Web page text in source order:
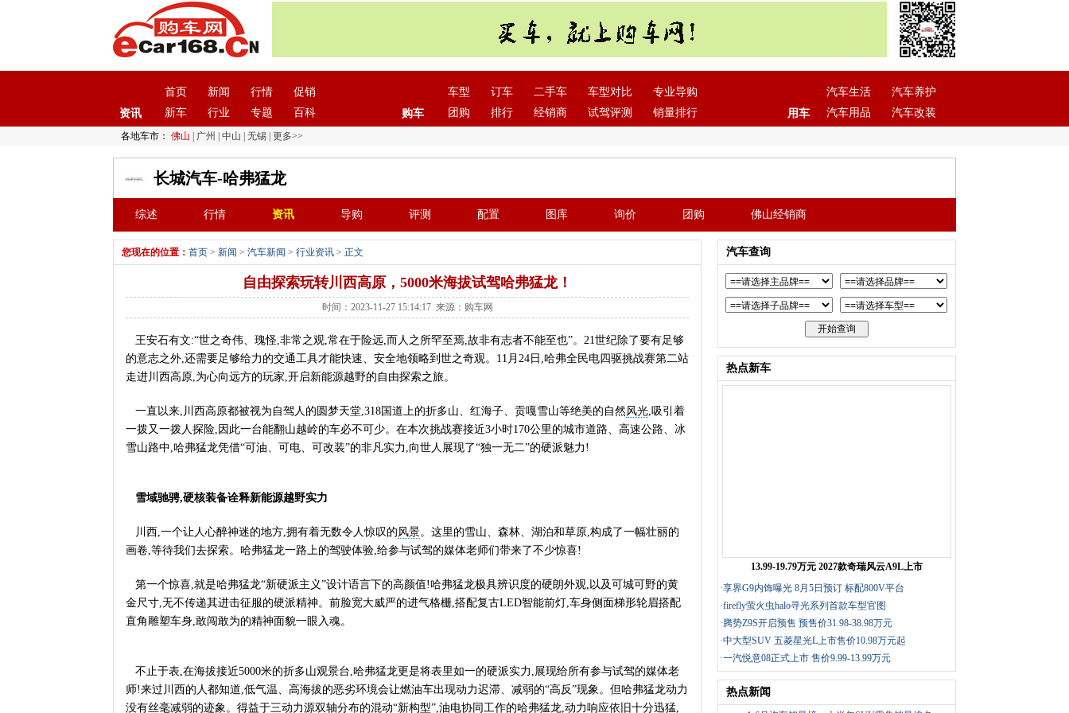
资讯
首页 新闻 行情
促销
新车
行业 专题 百科 购车
车型 订车 二手车 车型对比
专业导购
团购
排行 经销商 试驾评测 销量排行 用车
汽车生活
汽车养护
汽车用品
汽车改装
各地车市： 佛山 广州 中山 无锡 更多>>
长城汽车-哈弗猛龙
综述 行情 资讯 导购 评测 配置 图库 询价 团购 佛山经销商
您现在的位置： 首页 > 新闻 > 汽车新闻 > 行业资讯 > 正文
自由探索玩转川西高原，5000米海拔试驾哈弗猛龙！
时间：2023-11-27 15:14:17 来源：购车网
王安石有文:“世之奇伟、瑰怪,非常之观,常在于险远,而人之所罕至焉,故非有志者不能至也”。21世纪除了要有足够
的意志之外,还需要足够给力的交通工具才能快速、安全地领略到世之奇观。11月24日,哈弗全民电四驱挑战赛第二站
走进川西高原,为心向远方的玩家,开启新能源越野的自由探索之旅。
一直以来,川西高原都被视为自驾人的圆梦天堂,318国道上的折多山、红海子、贡嘎雪山等绝美的自然风光,吸引着
一拨又一拨人探险,因此一台能翻山越岭的车必不可少。在本次挑战赛接近3小时170公里的城市道路、高速公路、冰
雪山路中,哈弗猛龙凭借“可油、可电、可改装”的非凡实力,向世人展现了“独一无二”的硬派魅力!
雪域驰骋,硬核装备诠释新能源越野实力
川西,一个让人心醉神迷的地方,拥有着无数令人惊叹的风景。这里的雪山、森林、湖泊和草原,构成了一幅壮丽的
画卷,等待我们去探索。哈弗猛龙一路上的驾驶体验,给参与试驾的媒体老师们带来了不少惊喜!
第一个惊喜,就是哈弗猛龙“新硬派主义”设计语言下的高颜值!哈弗猛龙极具辨识度的硬朗外观,以及可城可野的黄
金尺寸,无不传递其进击征服的硬派精神。前脸宽大威严的进气格栅,搭配复古LED智能前灯,车身侧面梯形轮眉搭配
直角雕塑车身,敢闯敢为的精神面貌一眼入魂。
不止于表,在海拔接近5000米的折多山观景台,哈弗猛龙更是将表里如一的硬派实力,展现给所有参与试驾的媒体老
师!来过川西的人都知道,低气温、高海拔的恶劣环境会让燃油车出现动力迟滞、减弱的“高反”现象。但哈弗猛龙动力
没有丝毫减弱的迹象。得益于三动力源双轴分布的混动“新构型”,油电协同工作的哈弗猛龙,动力响应依旧十分迅猛,
汽车查询
热点新车
13.99-19.79万元 2027款奇瑞风云A9L上市
·享界G9内饰曝光 8月5日预订 标配800V平台
·firefly萤火虫halo寻光系列首款车型官图
·腾势Z9S开启预售 预售价31.98-38.98万元
·中大型SUV 五菱星光L上市售价10.98万元起
·一汽悦意08正式上市 售价9.99-13.99万元
热点新闻